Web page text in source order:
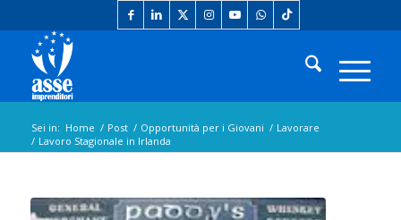
Sei in: Home / Post / Opportunità per i Giovani / Lavorare
/ Lavoro Stagionale in Irlanda